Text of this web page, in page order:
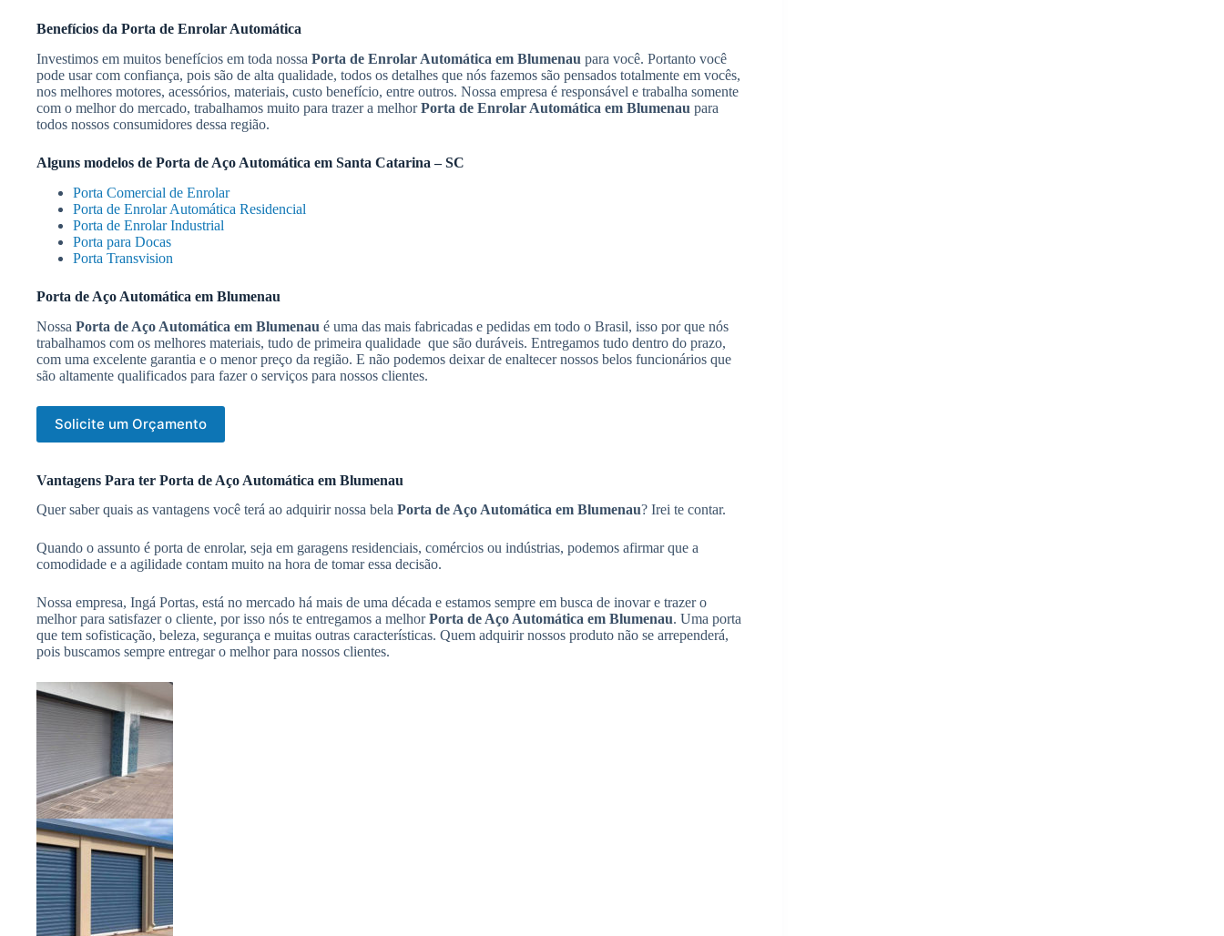
Benefícios da Porta de Enrolar Automática
Investimos em muitos benefícios em toda nossa Porta de Enrolar Automática em Blumenau para você. Portanto você
pode usar com confiança, pois são de alta qualidade, todos os detalhes que nós fazemos são pensados totalmente em vocês,
nos melhores motores, acessórios, materiais, custo benefício, entre outros. Nossa empresa é responsável e trabalha somente
com o melhor do mercado, trabalhamos muito para trazer a melhorPorta de Enrolar Automática em Blumenau para
todos nossos consumidores dessa região.
Alguns modelos de Porta de Aço Automática em Santa Catarina – SC
Porta Comercial de Enrolar
Porta de Enrolar Automática Residencial
Porta de Enrolar Industrial
Porta para Docas
Porta Transvision
Porta de Aço Automática em Blumenau
Nossa Porta de Aço Automática em Blumenau é uma das mais fabricadas e pedidas em todo o Brasil, isso por que nós
trabalhamos com os melhores materiais, tudo de primeira qualidade que são duráveis. Entregamos tudo dentro do prazo,
com uma excelente garantia e o menor preço da região. E não podemos deixar de enaltecer nossos belos funcionários que
são altamente qualificados para fazer o serviços para nossos clientes.
Solicite um Orçamento
Vantagens Para ter Porta de Aço Automática em Blumenau
Quer saber quais as vantagens você terá ao adquirir nossa bela Porta de Aço Automática em Blumenau? Irei te contar.
Quando o assunto é porta de enrolar, seja em garagens residenciais, comércios ou indústrias, podemos afirmar que a
comodidade e a agilidade contam muito na hora de tomar essa decisão.
Nossa empresa, Ingá Portas, está no mercado há mais de uma década e estamos sempre em busca de inovar e trazer o
melhor para satisfazer o cliente, por isso nós te entregamos a melhorPorta de Aço Automática em Blumenau. Uma porta
que tem sofisticação, beleza, segurança e muitas outras características. Quem adquirir nossos produto não se arrependerá,
pois buscamos sempre entregar o melhor para nossos clientes.